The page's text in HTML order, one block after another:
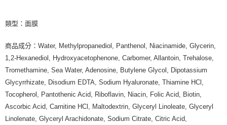
類型：面膜
商品成分：Water, Methylpropanediol, Panthenol, Niacinamide, Glycerin,
1,2-Hexanediol, Hydroxyacetophenone, Carbomer, Allantoin, Trehalose,
Tromethamine, Sea Water, Adenosine, Butylene Glycol, Dipotassium
Glycyrrhizate, Disodium EDTA, Sodium Hyaluronate, Thiamine HCl,
Tocopherol, Pantothenic Acid, Riboflavin, Niacin, Folic Acid, Biotin,
Ascorbic Acid, Carnitine HCl, Maltodextrin, Glyceryl Linoleate, Glyceryl
Linolenate, Glyceryl Arachidonate, Sodium Citrate, Citric Acid,